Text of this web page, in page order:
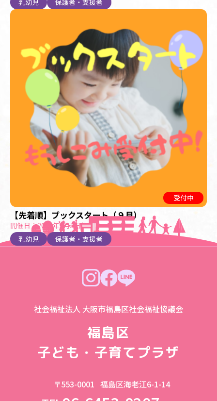
乳幼児
保護者・支援者
受付中
【先着順】ブックスタート（９月）
開催日：2026年9月5日(土)
乳幼児
保護者・支援者
社会福祉法人 大阪市福島区社会福祉協議会
福島区
子ども・子育てプラザ
〒553-0001 福島区海老江6-1-14